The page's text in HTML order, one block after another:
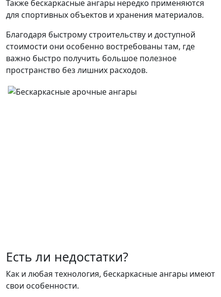
Также бескаркасные ангары нередко применяются
для спортивных объектов и хранения материалов.
Благодаря быстрому строительству и доступной
стоимости они особенно востребованы там, где
важно быстро получить большое полезное
пространство без лишних расходов.
Есть ли недостатки?
Как и любая технология, бескаркасные ангары имеют
свои особенности.